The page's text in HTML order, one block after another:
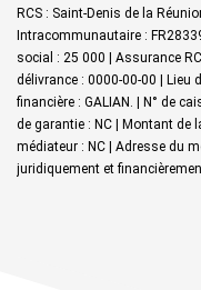
RCS : Saint-Denis de la
Intracommunautaire :
social : 25 000 | Assurance
délivrance : 0000-00-00 | Lieu
financière : GALIAN. | N° de
de garantie : NC | Montant de
médiateur : NC | Adresse du
juridiquement et